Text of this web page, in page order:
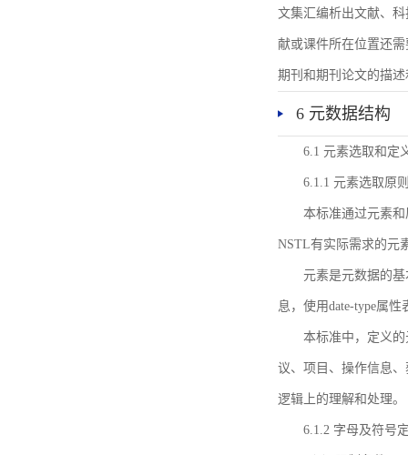
文集汇编析出文献、
献或课件所在位置还
期刊和期刊论文的描
6 元数据结构
6.1 元素选取和定
6.1.1 元素选取原
本标准通过元素
NSTL有实际需求的元
元素是元数据的
息，使用date-type属
本标准中，定义
议、项目、操作信息
逻辑上的理解和处理。
6.1.2 字母及符号